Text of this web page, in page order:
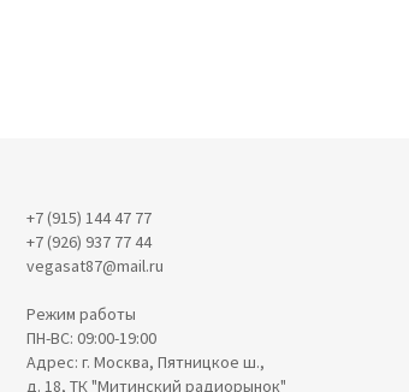
+7 (915) 144 47 77
+7 (926) 937 77 44
vegasat87@mail.ru
Режим работы
ПН-ВС: 09:00-19:00
Адрес: г. Москва, Пятницкое ш.,
д. 18, ТК "Митинский радиорынок"